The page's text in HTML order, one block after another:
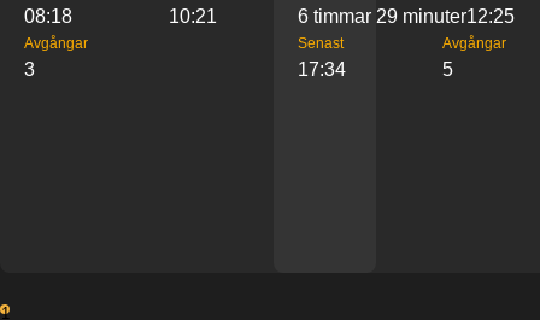
08:18 10:21
Avgångar
3
6 timmar 29 minuter12:25
Senast
17:34
Avgångar
5
1